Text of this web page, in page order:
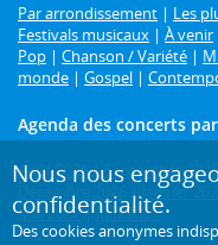
Par arrondissement | Les
Festivals musicaux | À venir
Pop | Chanson / Variété |
monde | Gospel |
Agenda des concerts
Août 2026| Septembre 2026
Décembre 2026
| Janvier 2027
Mai 2027| Juin 2027
Nous nous
confidentialité.
Des cookies anonymes